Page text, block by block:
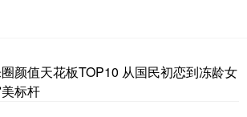
颜值天花板TOP10 从国民初恋到冻龄女
标杆